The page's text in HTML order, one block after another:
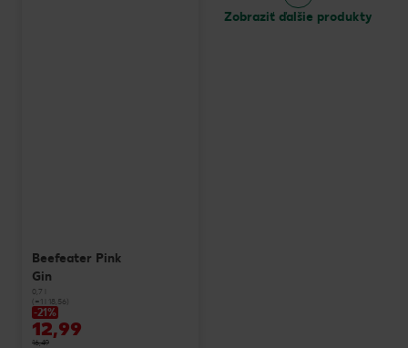
Beefeater Pink
Gin
0,7 l
(=1 l 18,56)
-21%
12,99
16,49
Zobraziť ďalšie produkty